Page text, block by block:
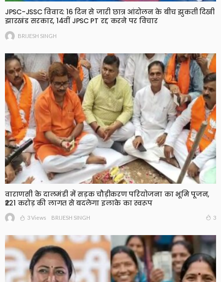
JPSC-JSSC विवाद: 16 दिन से जारी छात्र आंदोलन के बीच झुकती दिखी
झारखंड सरकार, 14वीं JPSC PT रद्द करने पर विचार
BRIJESH SINGH
वाराणसी के दालमंडी में सड़क चौड़ीकरण परियोजना का भूमि पूजन,
₹221 करोड़ की लागत से बदलेगा इलाके का स्वरूप
3 Views BRIJESH SINGH 3